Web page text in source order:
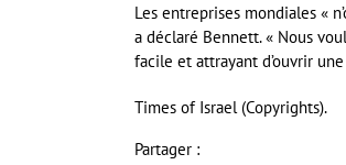
Les entreprises mondiales «
a déclaré Bennett. « Nous
facile et attrayant d’ouvrir
Times of Israel (Copyrights).
Partager :